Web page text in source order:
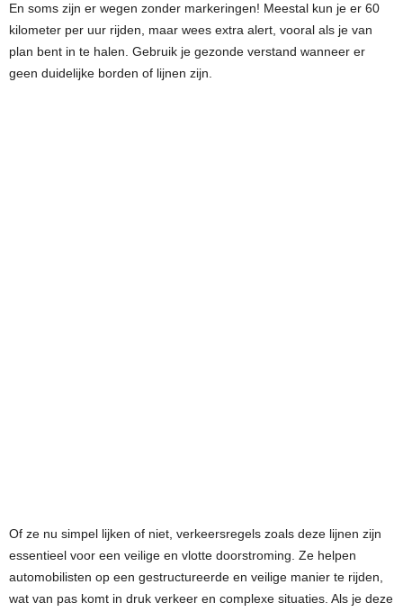
En soms zijn er wegen zonder markeringen! Meestal kun je er 60
kilometer per uur rijden, maar wees extra alert, vooral als je van
plan bent in te halen. Gebruik je gezonde verstand wanneer er
geen duidelijke borden of lijnen zijn.
Of ze nu simpel lijken of niet, verkeersregels zoals deze lijnen zijn
essentieel voor een veilige en vlotte doorstroming. Ze helpen
automobilisten op een gestructureerde en veilige manier te rijden,
wat van pas komt in druk verkeer en complexe situaties. Als je deze